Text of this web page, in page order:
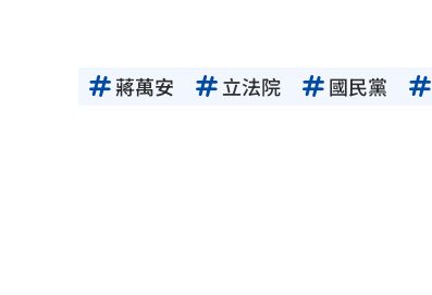
蔣萬安 立法院 國民黨